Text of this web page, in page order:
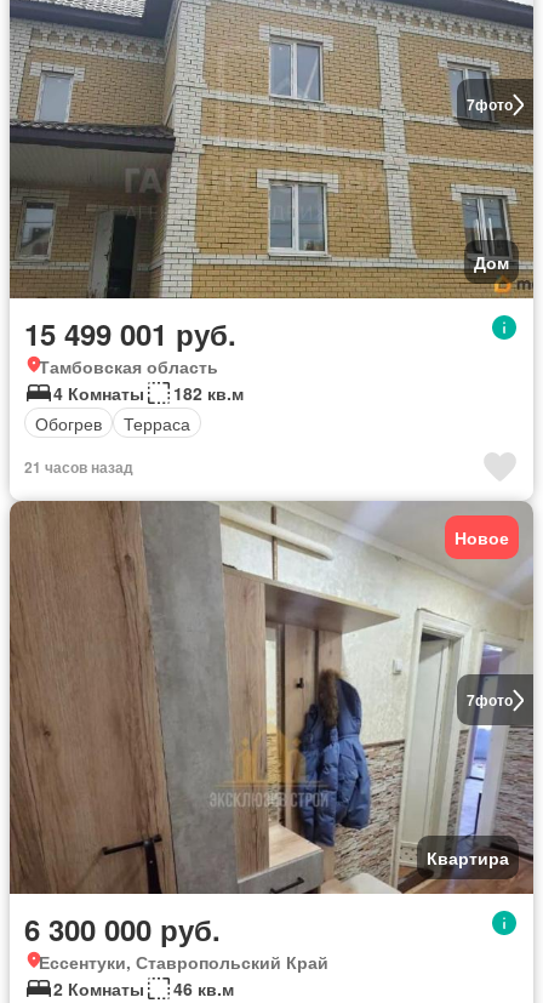
7фото
Дом
15 499 001 руб.
Тамбовская область
4 Комнаты
182 кв.м
Обогрев
Терраса
21 часов назад
7фото
Новое
Квартира
6 300 000 руб.
Ессентуки, Ставропольский Край
2 Комнаты
46 кв.м